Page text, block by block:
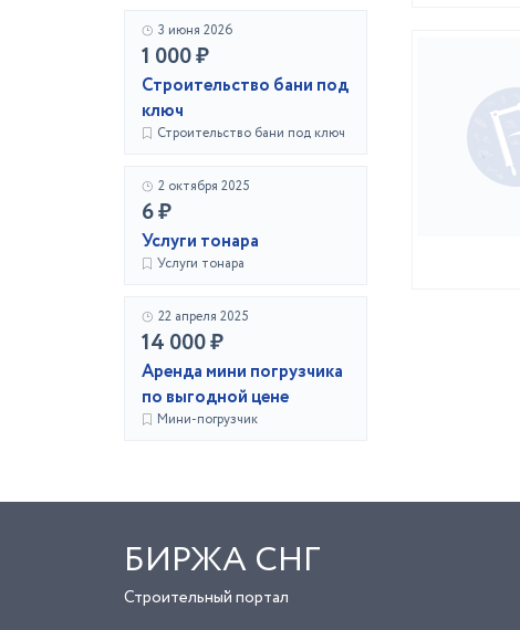
3 июня 2026
1 000 ₽
Строительство бани под
ключ
Строительство бани под ключ
2 октября 2025
6 ₽
Услуги тонара
Услуги тонара
22 апреля 2025
14 000 ₽
Аренда мини погрузчика
по выгодной цене
Мини-погрузчик
БИРЖА СНГ
Строительный портал